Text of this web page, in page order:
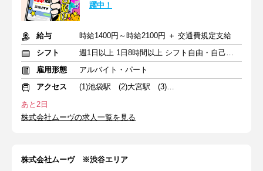
躍中！
給与
時給1400円～時給2100円 ＋ 交通費規定支給
シフト
週1日以上 1日8時間以上 シフト自由・自己申告
雇用形態
アルバイト・パート
アクセス
(1)池袋駅 (2)大宮駅 (3)浦和駅
あと2日
株式会社ムーヴの求人一覧を見る
株式会社ムーヴ ※渋谷エリア